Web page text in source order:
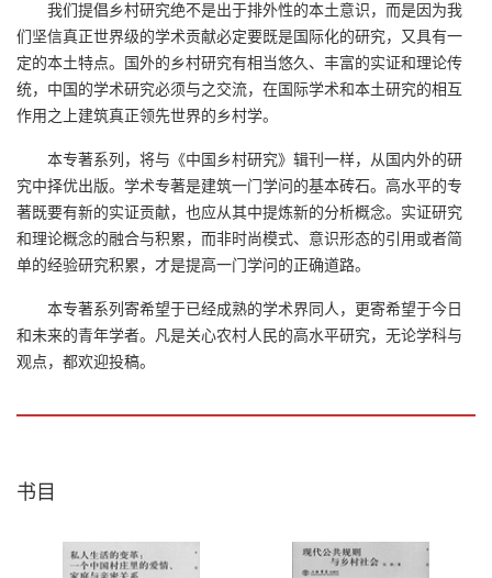
我们提倡乡村研究绝不是出于排外性的本土意识，而是因为我
们坚信真正世界级的学术贡献必定要既是国际化的研究，又具有一
定的本土特点。国外的乡村研究有相当悠久、丰富的实证和理论传
统，中国的学术研究必须与之交流，在国际学术和本土研究的相互
作用之上建筑真正领先世界的乡村学。
本专著系列，将与《中国乡村研究》辑刊一样，从国内外的研
究中择优出版。学术专著是建筑一门学问的基本砖石。高水平的专
著既要有新的实证贡献，也应从其中提炼新的分析概念。实证研究
和理论概念的融合与积累，而非时尚模式、意识形态的引用或者简
单的经验研究积累，才是提高一门学问的正确道路。
本专著系列寄希望于已经成熟的学术界同人，更寄希望于今日
和未来的青年学者。凡是关心农村人民的高水平研究，无论学科与
观点，都欢迎投稿。
书目